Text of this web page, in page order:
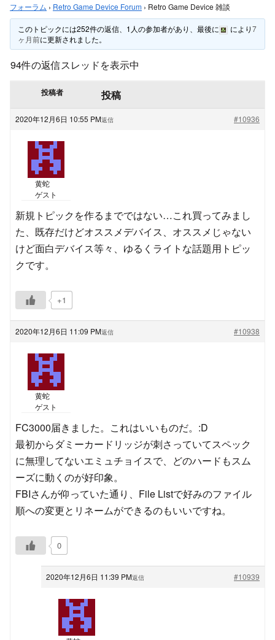
フォーラム › Retro Game Device Forum › Retro Game Device 雑談
このトピックには252件の返信、1人の参加者があり、最後に により7
ヶ月前に更新されました。
94件の返信スレッドを表示中
投稿者 投稿
2020年12月6日 10:55 PM #10936
返信
黄蛇
ゲスト
新規トピックを作るまでではない…これ買ってみまし
た、既存だけどオススメデバイス、オススメじゃない
けど面白デバイス等々、ゆるくライトな話題用トピッ
クです。
+1
2020年12月6日 11:09 PM #10938
返信
黄蛇
ゲスト
FC3000届きました。これはいいものだ。:D
最初からダミーカードリッジが刺さっていてスペック
に無理してないエミュチョイスで、どのハードもスム
ーズに動くのが好印象。
FBIさんが仰っていた通り、File Listで好みのファイル
順への変更とリネームができるのもいいですね。
0
2020年12月6日 11:39 PM #10939
返信